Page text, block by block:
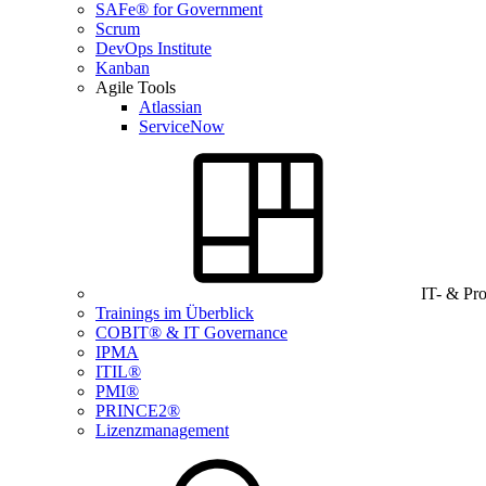
SAFe® for Government
Scrum
DevOps Institute
Kanban
Agile Tools
Atlassian
ServiceNow
IT- &
Trainings im Überblick
COBIT® & IT Governance
IPMA
ITIL®
PMI®
PRINCE2®
Lizenzmanagement